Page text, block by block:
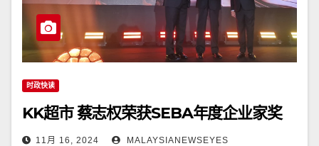
时政快读
KK超市 蔡志权荣获SEBA年度企业家奖
11月 16, 2024 MALAYSIANEWSEYES